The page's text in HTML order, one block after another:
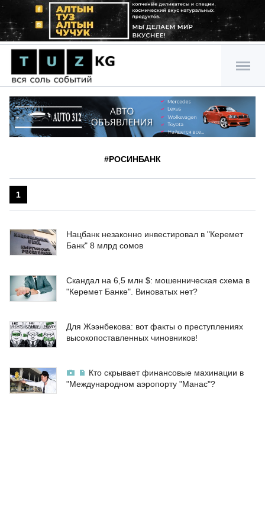
#РОСИНБАНК
1
Нацбанк незаконно инвестировал в "Керемет
Банк" 8 млрд сомов
Скандал на 6,5 млн $: мошенническая схема в
"Керемет Банке". Виноватых нет?
Для Жээнбекова: вот факты о преступлениях
высокопоставленных чиновников!
Кто скрывает финансовые махинации в
"Международном аэропорту "Манас"?